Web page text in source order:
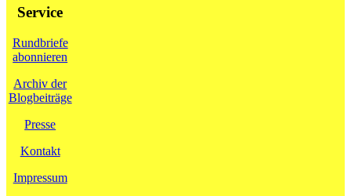
Service
Rundbriefe
abonnieren
Archiv der
Blogbeiträge
Presse
Kontakt
Impressum